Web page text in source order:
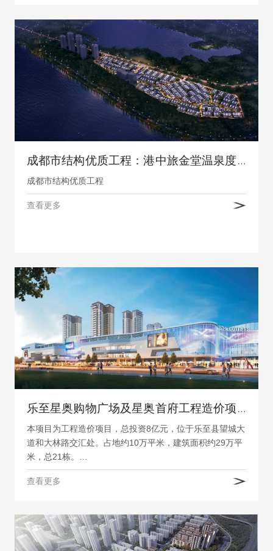
成都市结构优质工程：港中旅金堂温泉度假区项目
成都市结构优质工程
查看更多
乐至星奥购物广场及星奥首府工程造价项目
本项目为工程造价项目，总投资8亿元，位于乐至县望城大
道和大林路交汇处。占地约10万平米，建筑面积约29万平
米，总21栋。…
查看更多